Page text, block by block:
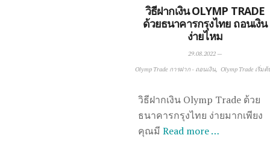
วิธีฝากเงิน OLYMP TRADE
ด้วยธนาคารกรุงไทย ถอนเงิน
ง่ายไหม
29.08.2022—
Olymp Trade การฝาก - ถอนเงิน
Olymp Trade เริ่มต้
วิธีฝากเงิน Olymp Trade ด้วย
ธนาคารกรุงไทย ง่ายมากเพียง
คุณมี Read more …